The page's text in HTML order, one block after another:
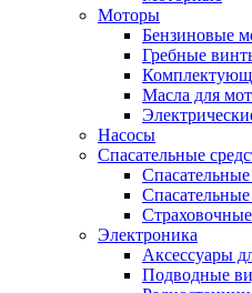
Моторы
Бензиновые
Гребные
Масла для
Насосы
Спасательные
Электроника
Аксессуары
Подводные